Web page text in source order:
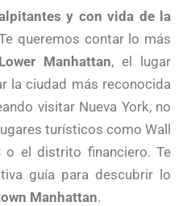
y con vida de la
queremos contar lo más
Manhattan, el lugar
la ciudad más reconocida
visitar Nueva York, no
turísticos como Wall
o el distrito financiero. Te
guía para descubrir lo
Manhattan.